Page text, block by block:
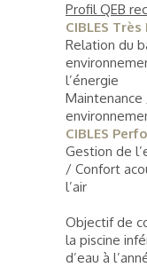
Profil QEB
CIBLES
Relation du
l’énergie
CIBLES
Gestion de
/ Confort
l’air
Objectif de
la piscine
d’eau à